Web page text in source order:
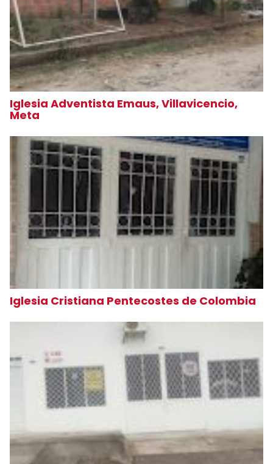
Iglesia Adventista Emaus, Villavicencio,
Meta
Iglesia Cristiana Pentecostes de Colombia